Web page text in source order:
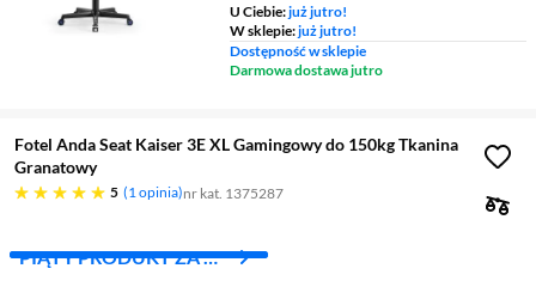
U Ciebie:już jutro!
W sklepie:już jutro!
Dostępność w sklepie
Darmowa dostawa jutro
Fotel Anda Seat Kaiser 3E XL Gamingowy do 150kg Tkanina
Granatowy
5
pięć gwiazdek 1 opinia nr kat. 1375287
PIĄTY PRODUKT ZA 1